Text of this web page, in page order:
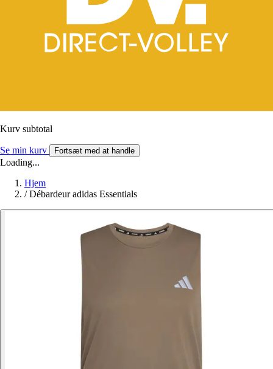
Kurv subtotal
Se min kurv Fortsæt med at handle
Loading...
Hjem
/ Débardeur adidas Essentials